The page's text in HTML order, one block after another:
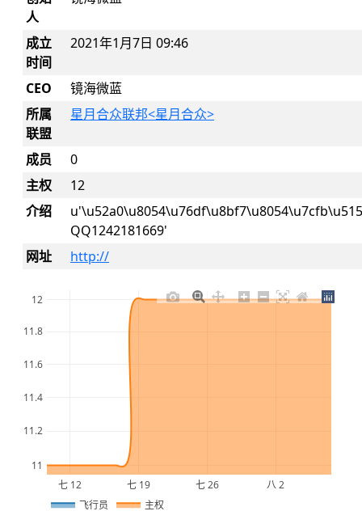
人
成立
时间
2021年1月7日 09:46
CEO
镜海微蓝
所属
联盟
星月合众联邦<星月合众>
成员
0
主权
12
介绍
QQ1242181669'
网址
http://
七 12
2026
七 19 七 26 八 2
11
11.2
11.4
11.6
11.8
12
飞行员 主权